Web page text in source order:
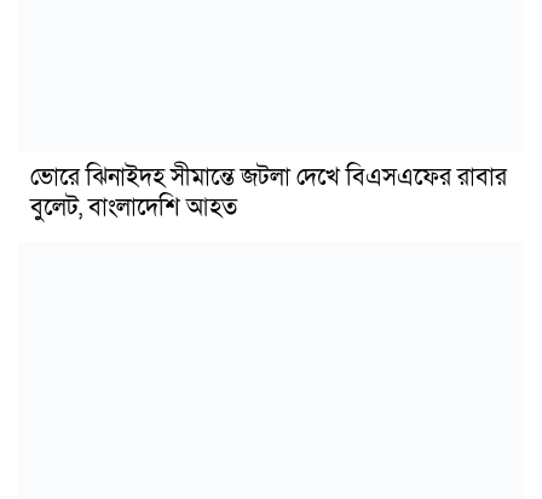
ভোরে ঝিনাইদহ সীমান্তে জটলা দেখে বিএসএফের রাবার
বুলেট, বাংলাদেশি আহত